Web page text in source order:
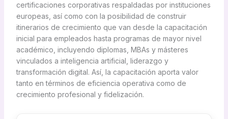
certificaciones corporativas respaldadas por instituciones
europeas, así como con la posibilidad de construir
itinerarios de crecimiento que van desde la capacitación
inicial para empleados hasta programas de mayor nivel
académico, incluyendo diplomas, MBAs y másteres
vinculados a inteligencia artificial, liderazgo y
transformación digital. Así, la capacitación aporta valor
tanto en términos de eficiencia operativa como de
crecimiento profesional y fidelización.